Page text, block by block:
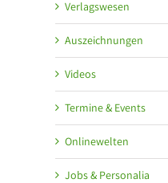
Verlagswesen
Auszeichnungen
Videos
Termine & Events
Onlinewelten
Jobs & Personalia